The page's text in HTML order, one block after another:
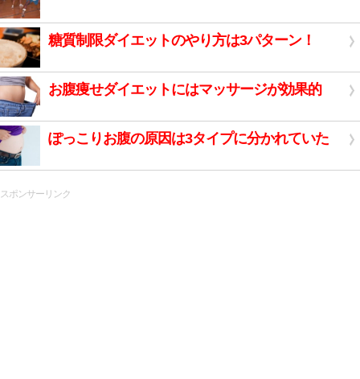
糖質制限ダイエットのやり方は3パターン！
お腹痩せダイエットにはマッサージが効果的
ぽっこりお腹の原因は3タイプに分かれていた
スポンサーリンク